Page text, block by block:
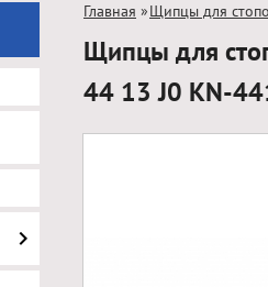
Главная »Щипцы для
Щипцы для
44 13 J0 KN-